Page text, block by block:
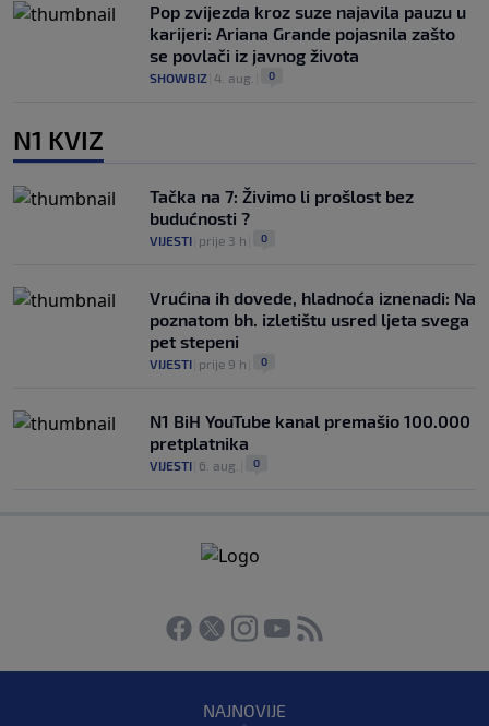
Pop zvijezda kroz suze najavila pauzu u
karijeri: Ariana Grande pojasnila zašto
se povlači iz javnog života
SHOWBIZ 4. aug. 0
N1 KVIZ
Tačka na 7: Živimo li prošlost bez
budućnosti ?
VIJESTI prije 3 h 0
Vrućina ih dovede, hladnoća iznenadi: Na
poznatom bh. izletištu usred ljeta svega
pet stepeni
VIJESTI prije 9 h 0
N1 BiH YouTube kanal premašio 100.000
pretplatnika
VIJESTI 6. aug. 0
NAJNOVIJE